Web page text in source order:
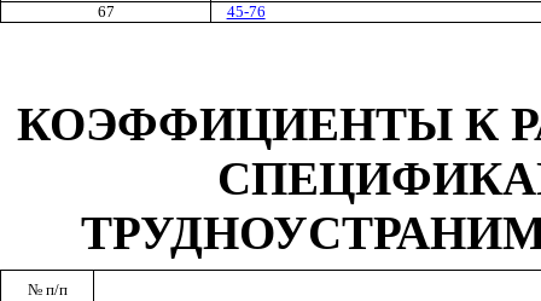
67
45-76
КОЭФФИЦИЕНТЫ К
№ п/п